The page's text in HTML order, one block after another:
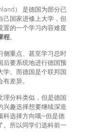
） 是德国为部分已
己国家进修上大学，但
置的一个学习内容难度
程。
侧重点、甚至学习总时
后要系统地进行德国预
学。而德国是个联邦国
差异。
理分科类似，但是德国
兴趣选择想要继续深造
科选择方向哦~但是德
。所以同学们选科前一